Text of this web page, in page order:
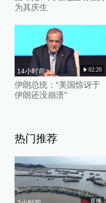
为其庆生
14小时前 02:20
伊朗总统：“美国惊讶于
伊朗还没崩溃”
热门推荐
直播